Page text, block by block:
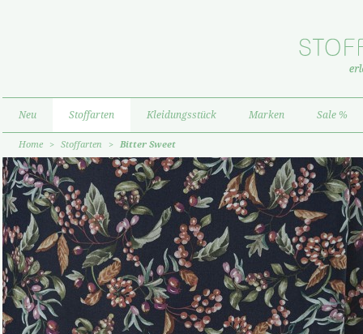
Neu Stoffarten Kleidungsstück Marken Sale %
Home > Stoffarten > Bitter Sweet